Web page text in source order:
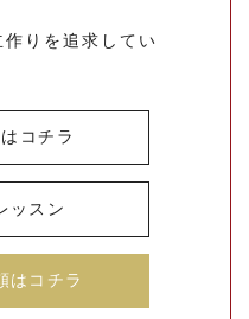
りを追求してい
コチラ
ッスン
はコチラ